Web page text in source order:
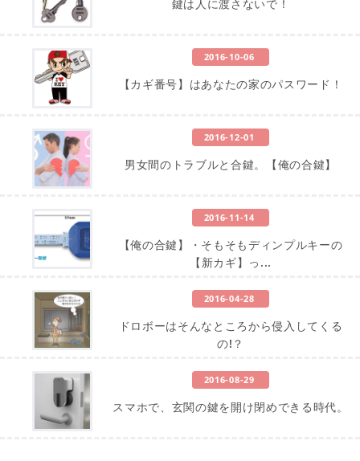
鍵は人に渡さないで！
2016-10-06
【カギ番号】はあなたの家のパスワード！
2016-12-01
男女間のトラブルと合鍵。【俺の合鍵】
2016-11-14
【俺の合鍵】・そもそもディンプルキーの
【新カギ】っ...
2016-04-28
ドロボーはそんなところから侵入してくる
の!？
2016-08-29
スマホで、玄関の鍵を開け閉めできる時代。